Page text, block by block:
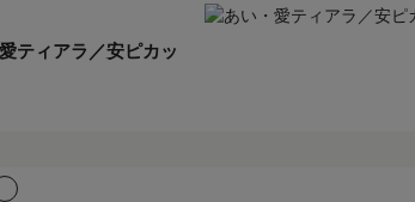
ティアラ／安ピカッ